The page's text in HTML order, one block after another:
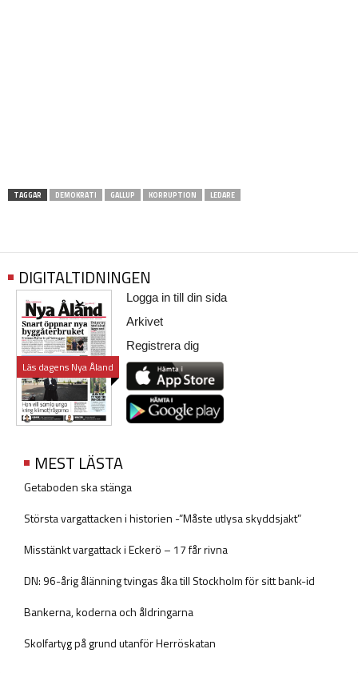
TAGGAR DEMOKRATI GALLUP KORRUPTION LEDARE
DIGITALTIDNINGEN
Läs dagens Nya Åland
Logga in till din sida
Arkivet
Registrera dig
MEST LÄSTA
Getaboden ska stänga
Största vargattacken i historien -”Måste utlysa skyddsjakt”
Misstänkt vargattack i Eckerö – 17 får rivna
DN: 96-årig ålänning tvingas åka till Stockholm för sitt bank-id
Bankerna, koderna och åldringarna
Skolfartyg på grund utanför Herröskatan